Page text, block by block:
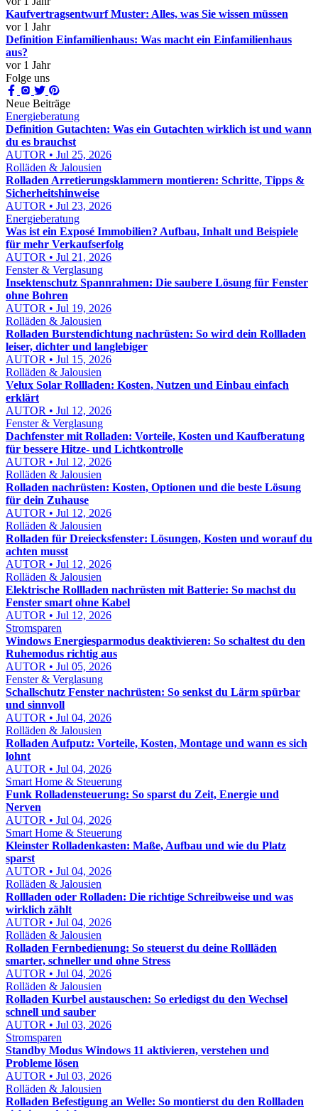
Kaufvertragsentwurf Muster: Alles, was Sie wissen müssen
vor 1 Jahr
Definition Einfamilienhaus: Was macht ein Einfamilienhaus
aus?
vor 1 Jahr
Folge uns
Neue Beiträge
Energieberatung
Definition Gutachten: Was ein Gutachten wirklich ist und wann
du es brauchst
AUTOR • Jul 25, 2026
Rolläden & Jalousien
Rolladen Arretierungsklammern montieren: Schritte, Tipps &
Sicherheitshinweise
AUTOR • Jul 23, 2026
Energieberatung
Was ist ein Exposé Immobilien? Aufbau, Inhalt und Beispiele
für mehr Verkaufserfolg
AUTOR • Jul 21, 2026
Fenster & Verglasung
Insektenschutz Spannrahmen: Die saubere Lösung für Fenster
ohne Bohren
AUTOR • Jul 19, 2026
Rolläden & Jalousien
Rolladen Burstendichtung nachrüsten: So wird dein Rollladen
leiser, dichter und langlebiger
AUTOR • Jul 15, 2026
Rolläden & Jalousien
Velux Solar Rollladen: Kosten, Nutzen und Einbau einfach
erklärt
AUTOR • Jul 12, 2026
Fenster & Verglasung
Dachfenster mit Rolladen: Vorteile, Kosten und Kaufberatung
für bessere Hitze- und Lichtkontrolle
AUTOR • Jul 12, 2026
Rolläden & Jalousien
Rolladen nachrüsten: Kosten, Optionen und die beste Lösung
für dein Zuhause
AUTOR • Jul 12, 2026
Rolläden & Jalousien
Rolladen für Dreiecksfenster: Lösungen, Kosten und worauf du
achten musst
AUTOR • Jul 12, 2026
Rolläden & Jalousien
Elektrische Rollladen nachrüsten mit Batterie: So machst du
Fenster smart ohne Kabel
AUTOR • Jul 12, 2026
Stromsparen
Windows Energiesparmodus deaktivieren: So schaltest du den
Ruhemodus richtig aus
AUTOR • Jul 05, 2026
Fenster & Verglasung
Schallschutz Fenster nachrüsten: So senkst du Lärm spürbar
und sinnvoll
AUTOR • Jul 04, 2026
Rolläden & Jalousien
Rolladen Aufputz: Vorteile, Kosten, Montage und wann es sich
lohnt
AUTOR • Jul 04, 2026
Smart Home & Steuerung
Funk Rolladensteuerung: So sparst du Zeit, Energie und
Nerven
AUTOR • Jul 04, 2026
Smart Home & Steuerung
Kleinster Rolladenkasten: Maße, Aufbau und wie du Platz
sparst
AUTOR • Jul 04, 2026
Rolläden & Jalousien
Rollladen oder Rolladen: Die richtige Schreibweise und was
wirklich zählt
AUTOR • Jul 04, 2026
Rolläden & Jalousien
Rolladen Fernbedienung: So steuerst du deine Rollläden
smarter, schneller und ohne Stress
AUTOR • Jul 04, 2026
Rolläden & Jalousien
Rolladen Kurbel austauschen: So erledigst du den Wechsel
schnell und sauber
AUTOR • Jul 03, 2026
Stromsparen
Standby Modus Windows 11 aktivieren, verstehen und
Probleme lösen
AUTOR • Jul 03, 2026
Rolläden & Jalousien
Rolladen Befestigung an Welle: So montierst du den Rollladen